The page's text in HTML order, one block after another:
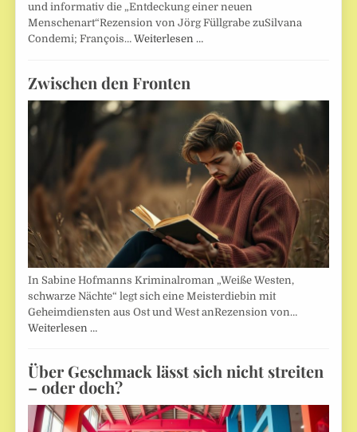
und informativ die „Entdeckung einer neuen
Menschenart“Rezension von Jörg Füllgrabe zuSilvana
Condemi; François…Weiterlesen …
Zwischen den Fronten
In Sabine Hofmanns Kriminalroman „Weiße Westen,
schwarze Nächte“ legt sich eine Meisterdiebin mit
Geheimdiensten aus Ost und West anRezension von…
Weiterlesen …
Über Geschmack lässt sich nicht streiten
– oder doch?